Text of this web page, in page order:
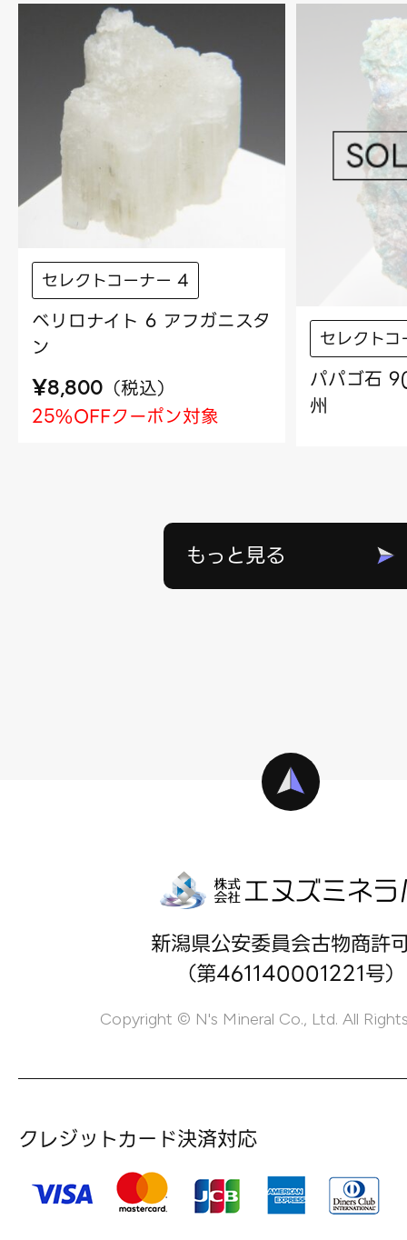
セレクトコーナー 4
ベリロナイト 6 アフガニスタ
ン
¥8,800 （税込）
25%OFFクーポン対象
セレクト
パパゴ石
州
もっと見る
新潟県公安委員会古物商許
（第461140001221号）
Copyright © N's Mineral Co., Ltd. All
クレジットカード決済対応